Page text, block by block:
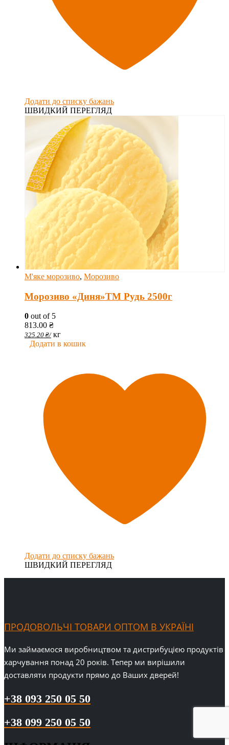
Додати до списку бажань
ШВИДКИЙ ПЕРЕГЛЯД
М'яке морозиво, Морозиво
Морозиво «Диня»ТМ Рудь 2500г
0 out of 5
813.00 ₴
325.20 ₴/ кг
Додати в кошик
Додати до списку бажань
ШВИДКИЙ ПЕРЕГЛЯД
ПРОДОВОЛЬЧІ ТОВАРИ ОПТОМ В УКРАЇНІ
Ми займаємося виробництвом та дистрибуцією продуктів
харчування понад 20 років. Тепер ми вирішили
доставляти продукти прямо до Ваших дверей!
+38 093 250 05 50
+38 099 250 05 50